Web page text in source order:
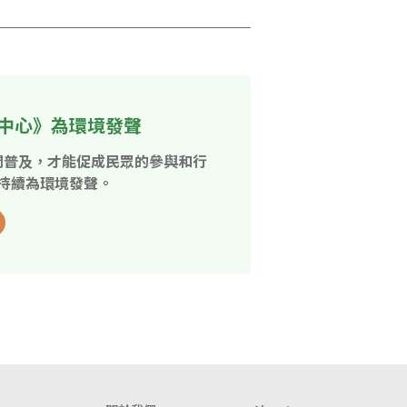
心》為環境發聲
及，才能促成民眾的參與和行
續為環境發聲。